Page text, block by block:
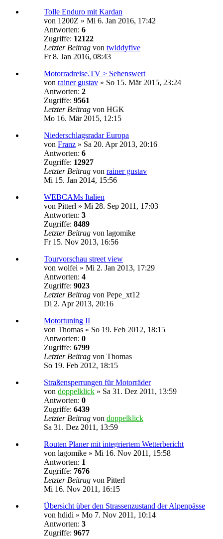
Tolle Enduro mit Kardan
von 1200Z » Mi 6. Jan 2016, 17:42
Antworten: 6
Zugriffe: 12122
Letzter Beitrag von twiddyfive
Fr 8. Jan 2016, 08:43
Motorradreise.TV > Sehenswert
von rainer gustav » So 15. Mär 2015, 23:24
Antworten: 2
Zugriffe: 9561
Letzter Beitrag von HGK
Mo 16. Mär 2015, 12:15
Niederschlagsradar Europa
von Franz » Sa 20. Apr 2013, 20:16
Antworten: 6
Zugriffe: 12927
Letzter Beitrag von rainer gustav
Mi 15. Jan 2014, 15:56
WEBCAMs Italien
von Pitterl » Mi 28. Sep 2011, 17:03
Antworten: 3
Zugriffe: 8489
Letzter Beitrag von lagomike
Fr 15. Nov 2013, 16:56
Tourvorschau street view
von wolfei » Mi 2. Jan 2013, 17:29
Antworten: 4
Zugriffe: 9023
Letzter Beitrag von Pepe_xt12
Di 2. Apr 2013, 20:16
Motortuning II
von Thomas » So 19. Feb 2012, 18:15
Antworten: 0
Zugriffe: 6799
Letzter Beitrag von Thomas
So 19. Feb 2012, 18:15
Straßensperrungen für Motorräder
von doppelklick » Sa 31. Dez 2011, 13:59
Antworten: 0
Zugriffe: 6439
Letzter Beitrag von doppelklick
Sa 31. Dez 2011, 13:59
Routen Planer mit integriertem Wetterbericht
von lagomike » Mi 16. Nov 2011, 15:58
Antworten: 1
Zugriffe: 7676
Letzter Beitrag von Pitterl
Mi 16. Nov 2011, 16:15
Übersicht über den Strassenzustand der Alpenpässe
von hdidi » Mo 7. Nov 2011, 10:14
Antworten: 3
Zugriffe: 9677